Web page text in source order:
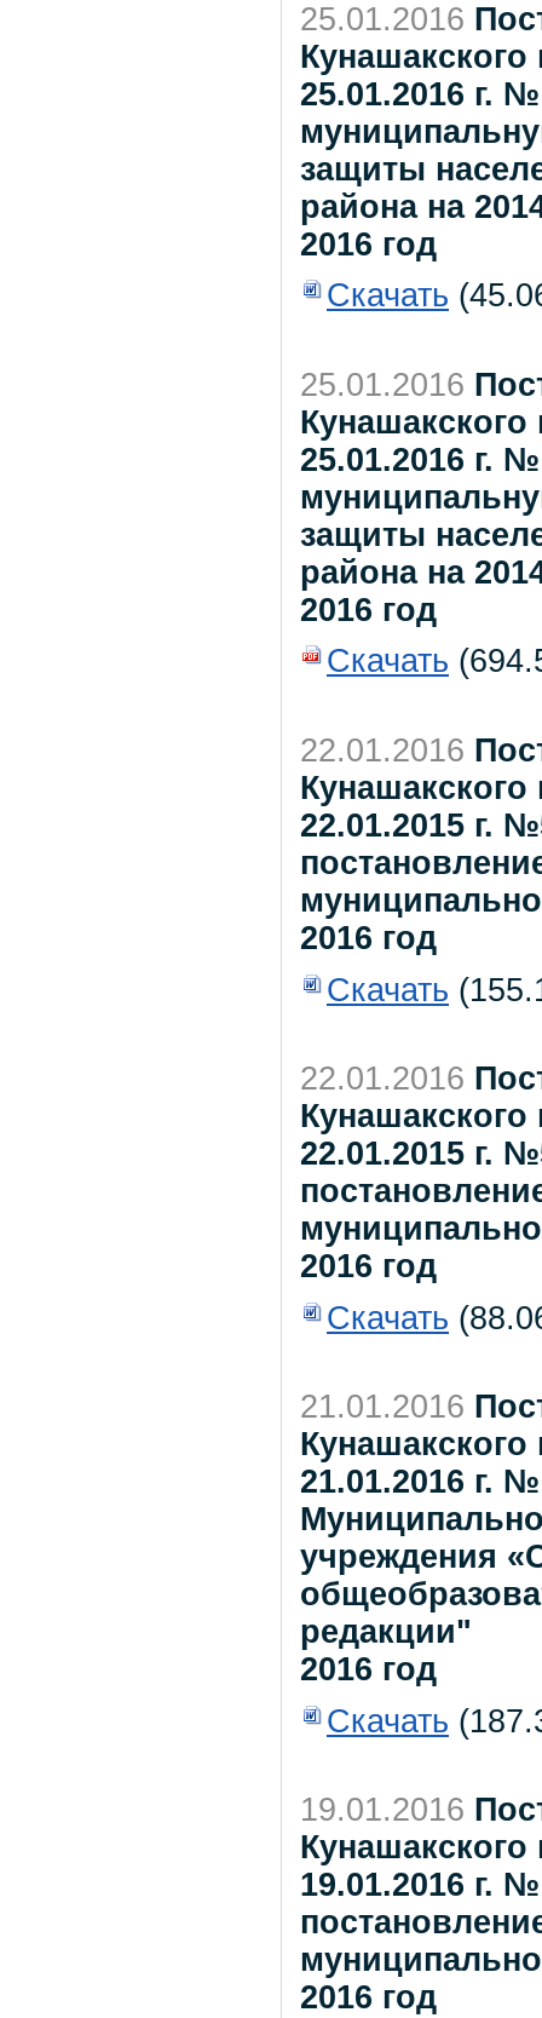
25.01.2016
25.01.2016 г.
защиты
района на
2016 год
Скачать
25.01.2016
25.01.2016 г.
защиты
района на
2016 год
Скачать
22.01.2016
22.01.2015 г.
2016 год
Скачать
22.01.2016
22.01.2015 г.
2016 год
Скачать
21.01.2016
21.01.2016 г.
учреждения
редакции"
2016 год
Скачать
19.01.2016
19.01.2016 г.
2016 год